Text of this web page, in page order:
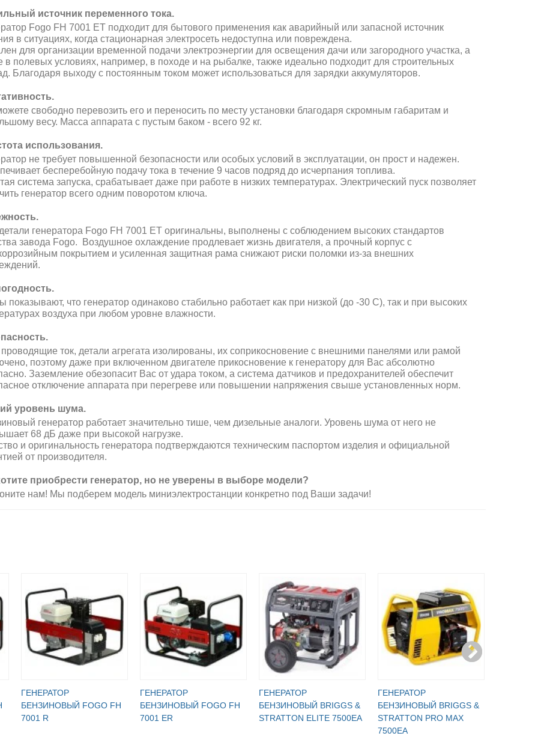
источник переменного тока.
Fogo FH 7001 ET подходит для бытового применения как аварийный или запасной источник
в ситуациях, когда стационарная электросеть недоступна или повреждена.
для организации временной подачи электроэнергии для освещения дачи или загородного участка, а
в полевых условиях, например, в походе и на рыбалке, также идеально подходит для строительных
Благодаря выходу с постоянным током может использоваться для зарядки аккумуляторов.
свободно перевозить его и переносить по месту установки благодаря скромным габаритам и
весу. Масса аппарата с пустым баком - всего 92 кг.
использования.
не требует повышенной безопасности или особых условий в эксплуатации, он прост и надежен.
бесперебойную подачу тока в течение 9 часов подряд до исчерпания топлива.
система запуска, срабатывает даже при работе в низких температурах. Электрический пуск позволяет
генератор всего одним поворотом ключа.
генератора Fogo FH 7001 ET оригинальны, выполнены с соблюдением высоких стандартов
завода Fogo. Воздушное охлаждение продлевает жизнь двигателя, а прочный корпус с
покрытием и усиленная защитная рама снижают риски поломки из-за внешних
показывают, что генератор одинаково стабильно работает как при низкой (до -30 С), так и при высоких
воздуха при любом уровне влажности.
ток, детали агрегата изолированы, их соприкосновение с внешними панелями или рамой
поэтому даже при включенном двигателе прикосновение к генератору для Вас абсолютно
Заземление обезопасит Вас от удара током, а система датчиков и предохранителей обеспечит
отключение аппарата при перегреве или повышении напряжения свыше установленных норм.
уровень шума.
генератор работает значительно тише, чем дизельные аналоги. Уровень шума от него не
68 дБ даже при высокой нагрузке.
и оригинальность генератора подтверждаются техническим паспортом изделия и официальной
от производителя.
приобрести генератор, но не уверены в выборе модели?
нам! Мы подберем модель миниэлектростанции конкретно под Ваши задачи!
ГЕНЕРАТОР
БЕНЗИНОВЫЙ FOGO FH
7001 R
ГЕНЕРАТОР
БЕНЗИНОВЫЙ FOGO FH
7001 ER
ГЕНЕРАТОР
БЕНЗИНОВЫЙ BRIGGS &
STRATTON ELITE 7500EA
ГЕНЕРАТОР
БЕНЗИНОВЫЙ BRIGGS &
STRATTON PRO MAX
7500EA